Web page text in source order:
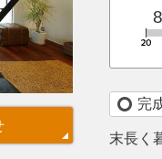
完
末長く